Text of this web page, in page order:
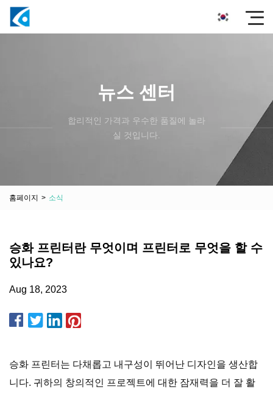
뉴스 센터
합리적인 가격과 우수한 품질에 놀라
실 것입니다.
홈페이지 > 소식
승화 프린터란 무엇이며 프린터로 무엇을 할 수
있나요?
Aug 18, 2023
승화 프린터는 다채롭고 내구성이 뛰어난 디자인을 생산합
니다. 귀하의 창의적인 프로젝트에 대한 잠재력을 더 잘 활